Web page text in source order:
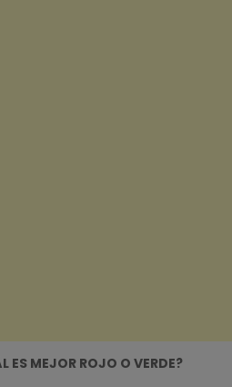
ES MEJOR ROJO O VERDE?